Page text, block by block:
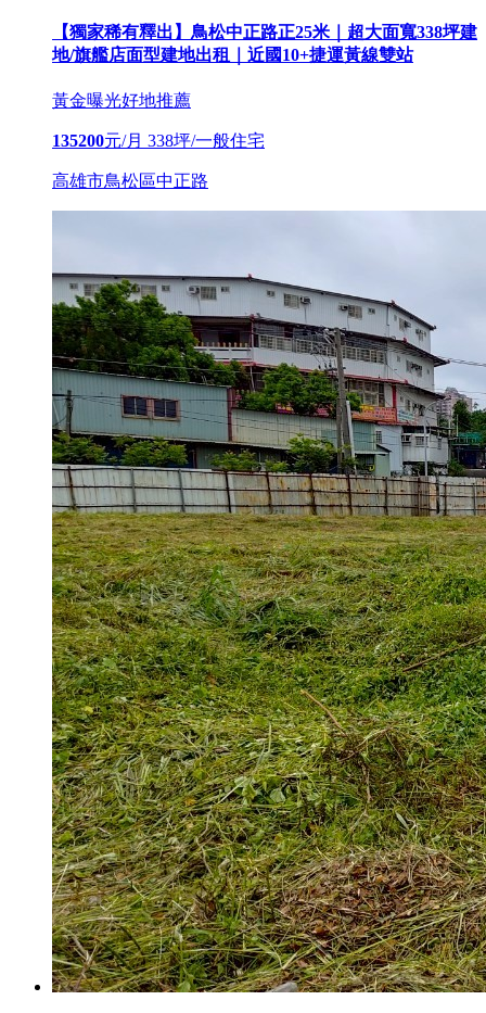
【獨家稀有釋出】鳥松中正路正25米｜超大面寬338坪建
地/旗艦店面型建地出租｜近國10+捷運黃線雙站
黃金曝光好地推薦
135200元/月 338坪/一般住宅
高雄市鳥松區中正路